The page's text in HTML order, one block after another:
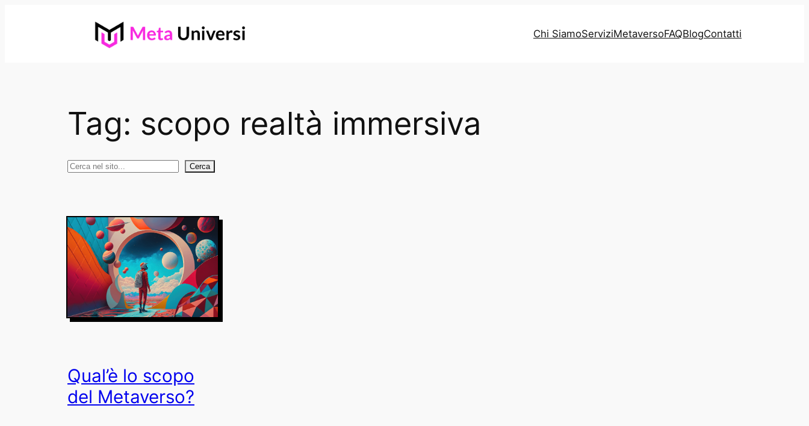
Chi SiamoServiziMetaversoFAQBlogContatti
Tag: scopo realtà immersiva
Cerca Cerca
Qual’è lo scopo
del Metaverso?